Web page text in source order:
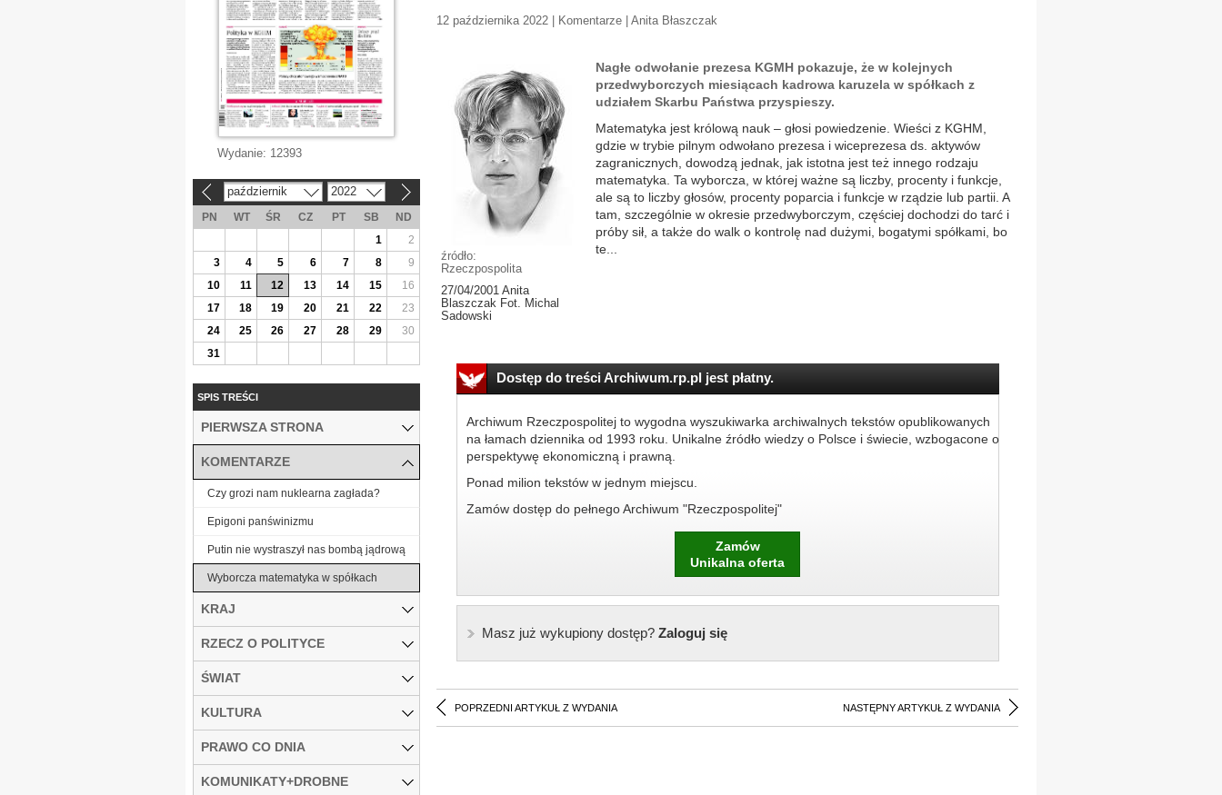
12 października 2022 | Komentarze | Anita Błaszczak
źródło:
Rzeczpospolita
27/04/2001 Anita
Blaszczak Fot. Michal
Sadowski
Nagłe odwołanie prezesa KGMH pokazuje, że w kolejnych
przedwyborczych miesiącach kadrowa karuzela w spółkach z
udziałem Skarbu Państwa przyspieszy.
Matematyka jest królową nauk – głosi powiedzenie. Wieści z KGHM,
gdzie w trybie pilnym odwołano prezesa i wiceprezesa ds. aktywów
zagranicznych, dowodzą jednak, jak istotna jest też innego rodzaju
matematyka. Ta wyborcza, w której ważne są liczby, procenty i funkcje,
ale są to liczby głosów, procenty poparcia i funkcje w rządzie lub partii. A
tam, szczególnie w okresie przedwyborczym, częściej dochodzi do tarć i
próby sił, a także do walk o kontrolę nad dużymi, bogatymi spółkami, bo
te...
Dostęp do treści Archiwum.rp.pl jest płatny.
Archiwum Rzeczpospolitej to wygodna wyszukiwarka archiwalnych tekstów opublikowanych
na łamach dziennika od 1993 roku. Unikalne źródło wiedzy o Polsce i świecie, wzbogacone o
perspektywę ekonomiczną i prawną.
Ponad milion tekstów w jednym miejscu.
Zamów dostęp do pełnego Archiwum "Rzeczpospolitej"
Zamów
Unikalna oferta
Masz już wykupiony dostęp?Zaloguj się
POPRZEDNI ARTYKUŁ Z WYDANIA NASTĘPNY ARTYKUŁ Z WYDANIA
Wydanie: 12393
październik 2022
PN WT ŚR CZ PT SB
ND
1
2
3
4 5 6 7 8
9
10
11 12 13 14 15
16
17
18 19 20 21 22
23
24
25 26 27 28 29
30
31
SPIS TREŚCI
PIERWSZA STRONA
KOMENTARZE
Czy grozi nam nuklearna zagłada?
Epigoni panświnizmu
Putin nie wystraszył nas bombą jądrową
Wyborcza matematyka w spółkach
KRAJ
RZECZ O POLITYCE
ŚWIAT
KULTURA
PRAWO CO DNIA
KOMUNIKATY+DROBNE